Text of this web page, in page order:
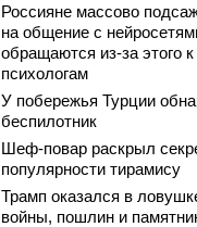
Россияне массово
на общение с
обращаются из-за этого к
психологам
У побережья Турции
беспилотник
Шеф-повар раскрыл
популярности тирамису
Трамп оказался в
войны, пошлин и